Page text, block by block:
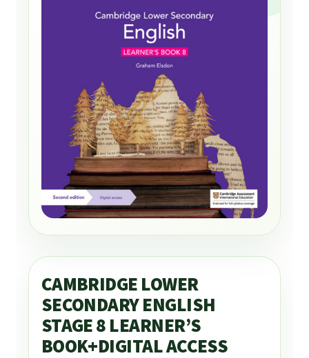
CAMBRIDGE LOWER
SECONDARY ENGLISH
STAGE 8 LEARNER’S
BOOK+DIGITAL ACCESS